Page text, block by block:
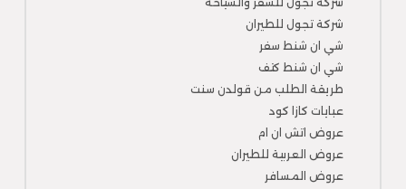
شركة تجول للطيران
شي ان شنط سفر
شي ان شنط كتف
طريقة الطلب من قولدن سنت
عبايات كازا كود
عروض اتش ان ام
عروض العربية للطيران
عروض المسافر